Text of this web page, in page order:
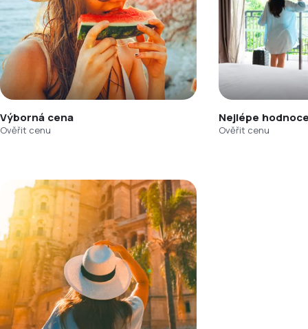
Výborná cena
Ověřit cenu
Nejlépe
Ověřit cenu